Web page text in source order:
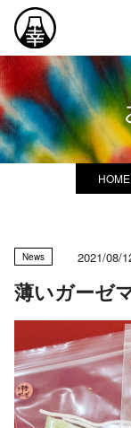
HOME
News 2021/08/
薄いガーゼ